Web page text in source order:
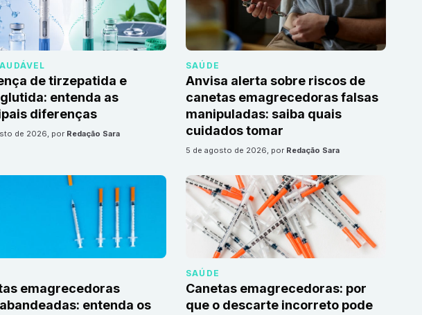
de tirzepatida e
entenda as
diferenças
de 2026, por Redação Sara
SAÚDE
Anvisa alerta sobre riscos de
canetas emagrecedoras falsas
manipuladas: saiba quais
cuidados tomar
5 de agosto de 2026, por Redação Sara
emagrecedoras
entenda os
SAÚDE
Canetas emagrecedoras: por
que o descarte incorreto pode